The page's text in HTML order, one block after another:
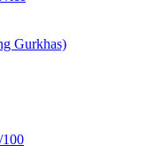
Gurkhas)